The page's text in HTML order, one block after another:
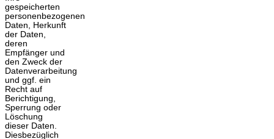
gespeicherten
personenbezogenen
Daten, Herkunft
der Daten,
deren
Empfänger und
den Zweck der
Datenverarbeitung
und ggf. ein
Recht auf
Berichtigung,
Sperrung oder
Löschung
dieser Daten.
Diesbezüglich